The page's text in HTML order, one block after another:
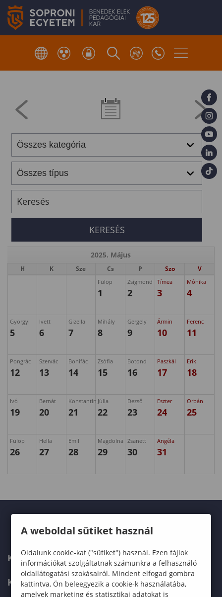
2025. Május
H K Sze Cs P Szo V
Fülöp
1
Zsigmond
2
Tímea
3
Mónika
4
Györgyi
5
Ivett
6
Gizella
7
Mihály
8
Gergely
9
Ármin
10
Ferenc
11
Pongrác
12
Szervác
13
Bonifác
14
Zsófia
15
Botond
16
Paszkál
17
Erik
18
Ivó
19
Bernát
20
Konstantin
21
Júlia
22
Dezső
23
Eszter
24
Orbán
25
Fülöp
26
Hella
27
Emil
28
Magdolna
29
Zsanett
30
Angéla
31
KARUNK
KÉPZÉSEK
A weboldal sütiket használ
Oldalunk cookie-kat ("sütiket") használ. Ezen fájlok
információkat szolgáltatnak számunkra a felhasználó
oldallátogatási szokásairól. Mindent elfogad gombra
kattintva, Ön beleegyezik a cookie-k használatába,
amelyek marketing és statisztikai adatokat is